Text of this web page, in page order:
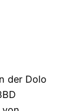
der Dolo